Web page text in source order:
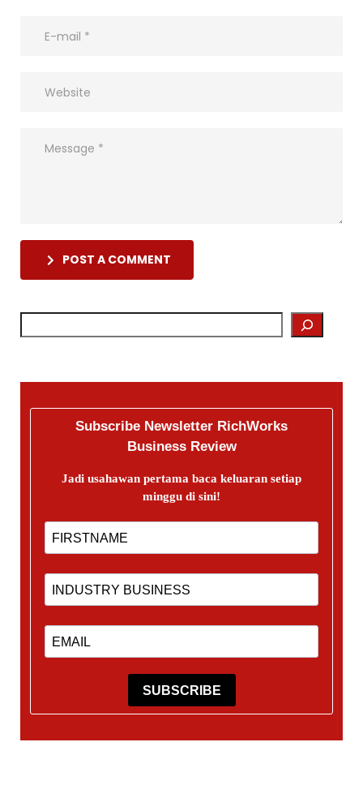
POST A COMMENT
Subscribe Newsletter RichWorks
Business Review
Jadi usahawan pertama baca keluaran setiap
minggu di sini!
SUBSCRIBE